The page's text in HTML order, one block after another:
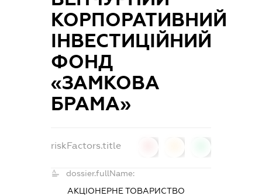
КОРПОРАТИВНИЙ
ІНВЕСТИЦІЙНИЙ
ФОНД
«ЗАМКОВА
БРАМА»
riskFactors.title
dossier.fullName:
АКЦІОНЕРНЕ ТОВАРИСТВО